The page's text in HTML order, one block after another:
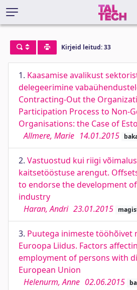
Kirjeid leitud: 33
1. Kaasamise avalikust
delegeerimine
Contracting-Out the
Participation Process to Non-
Organisations: the Case of
Allmere, Marie 14.01.2015
2. Vastuostud kui riigi
kaitsetööstuse arengut.
to endorse the development
industry
Haran, Andri 23.01.2015
3. Puutega inimeste tööhõivet
Euroopa Liidus. Factors
employment of persons with
European Union
Helenurm, Anne 02.06.2015